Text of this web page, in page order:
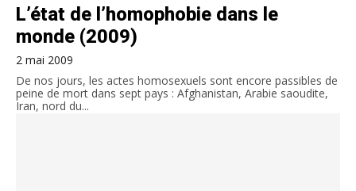
L’état de l’homophobie dans le
monde (2009)
2 mai 2009
De nos jours, les actes homosexuels sont encore passibles de
peine de mort dans sept pays : Afghanistan, Arabie saoudite,
Iran, nord du...